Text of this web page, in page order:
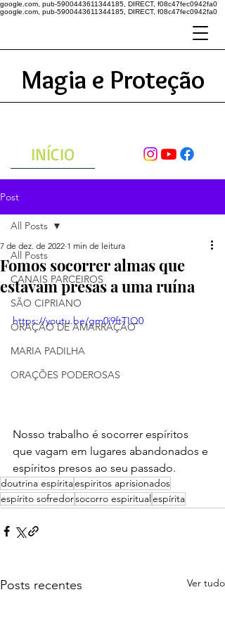
google.com, pub-5900443611344185, DIRECT, f08c47fec0942fa0
google.com, pub-5900443611344185, DIRECT, f08c47fec0942fa0
Magia e Proteção
INÍCIO
Post
All Posts
CANAIS PARCEIROS
SÃO CIPRIANO
ORAÇÃO DE AMARRAÇÃO
MARIA PADILHA
ORAÇÕES PODEROSAS
All Posts
Fomos socorrer almas que
estavam presas a uma ruína
7 de dez. de 2022 1 min de leitura
https://youtu.be/gm0i9ftTIQ0
Nosso trabalho é socorrer espíritos
que vagam em lugares abandonados e
espíritos presos ao seu passado.
doutrina espíritaespiritos aprisionados
espírito sofredorsocorro espiritualespírita
Posts recentes Ver tudo